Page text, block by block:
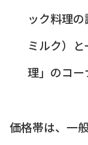
ック料理
ミルク）
理」のコー
価格帯は、一